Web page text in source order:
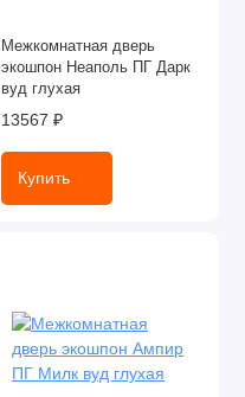
Межкомнатная дверь
экошпон Неаполь ПГ Дарк
вуд глухая
13567 ₽
Купить